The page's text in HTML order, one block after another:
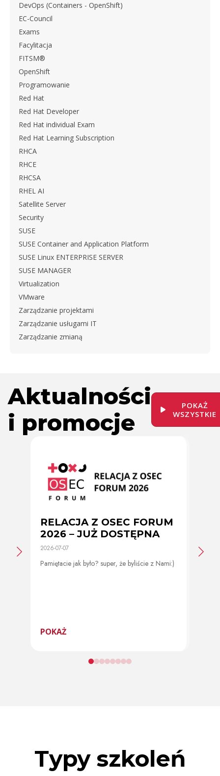
DevOps (Containers - OpenShift)
EC-Council
Exams
Facylitacja
FITSM®
OpenShift
Programowanie
Red Hat
Red Hat Developer
Red Hat individual Exam
Red Hat Learning Subscription
RHCA
RHCE
RHCSA
RHEL AI
Satellite Server
Security
SUSE
SUSE Container and Application Platform
SUSE Linux ENTERPRISE SERVER
SUSE MANAGER
Virtualization
VMware
Zarządzanie projektami
Zarządzanie usługami IT
Zarządzanie zmianą
Aktualności
i promocje
POKAŻ
WSZYSTKIE
RELACJA Z OSEC FORUM
2026 – JUŻ DOSTĘPNA
2026-07-07
Pamiętacie jak było? super, że byliście z Nami:)
POKAŻ
2026-
Typy szkoleń